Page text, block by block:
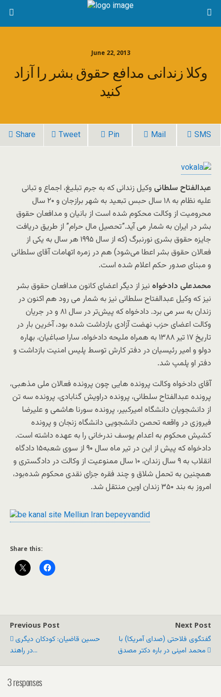
June 22, 2013
وکلا زندانی مدافع حقوق بشر را آزاد
کنید
Share Tweet Pin Mail SMS
عبدالفتاح سلطانی وکیل زندانی که به جرم تبلیغ، اجماع و تبانی
علیه نظام به ۱۸ سال حبس تبعید به شهر برازجان و ۲۰ سال
محرومیت از وکالت محکوم شده است از بانیان و مدافعان حقوق
بشر در ایران به شمار می آید.”تحصیل مال حرام” از طریق دریافت
جایزه حقوق بشری نورنبرگ (که از سال ۱۹۹۵ هر سال به یکی از
فعالان حقوق بشر اعطا می‌شود) هم در زمره اتهامات آقای سلطانی
و مبنای صدور حکم اعلام شده است.
محمدعلی دادخواه نیز از دیگر اعضای کانون مدافعان حقوق بشر
نیز که وکیل عبدالفتاح سلطانی نیز به شمار می رود هم اکنون در
زندان به سر می برد. دادخواه که پیش‌تر در سال ۸۱ و در جریان
وکالت اعضای حزب نهضت آزادی بازداشت شده بود، آخرین بار در
تاریخ ۱۷ تیر ۱۳۸۸ به همراه ملیحه دادخواه، سارا صباغیان، بهاره
دولو و امیر رئیسیان در دفتر کارش توسط پلیس امنیت بازداشت و
دفتر او پلمپ شد.
آقای دادخواه وکالت پرونده هایی چون پرونده فعالان ملی مذهبی‌،
پرونده عبدالفتاح سلطانی، پرونده دراویش گنابادی، پرونده سه تن
از دانشجویان دانشگاه امیرکبیر، پرونده سورنا هاشمی و علیرضا
فیروزی در واقعه تحصن دانشجویی دانشگاه زنجان و پرونده
کشیش محکوم به اعدام یوسف ندرخانی را به عهده داشته است.
دادخواه که ‌پیش از این در تیر ماه سال ۹۰ از سوی شعبه‌۱۵ دادگاه
انقلاب به ۹ سال زندان، ۱۰ سال ممنوعیت از وکالت در دادگستری و
همچنین به تحمل شلاق و چند فقره جزای نقدی محکوم شده‌بود،
امروز به بند ۳۵۰ زندان اوین منتقل شد.
Share this:
Previous Post
حسین قاضیان: کودکان ديگری
در راهند...
Next Post
گفتگوی فلاحتی (صدای آمریکا) با
محمد امینی در باره دکتر مصدق
3 responses